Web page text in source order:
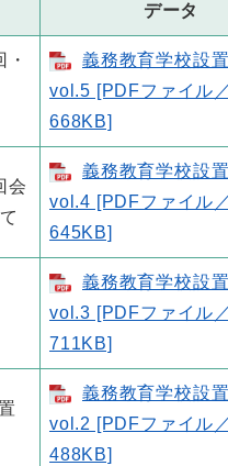
データ
義務教育学校設
vol.5 [PDFファイル／
668KB]
会
義務教育学校設
vol.4 [PDFファイル／
645KB]
義務教育学校設
vol.3 [PDFファイル／
711KB]
義務教育学校設
vol.2 [PDFファイル／
488KB]